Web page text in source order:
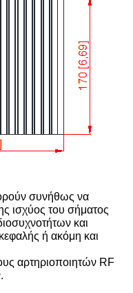
συνήθως να
ισχύος του σήματος
και
ή ακόμη και
αρτηριοποιητών RF